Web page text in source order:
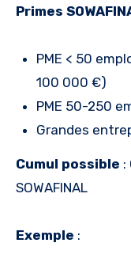
Primes
PME < 50
100 000 €)
PME 50-250
Grandes
Cumul possible :
SOWAFINAL
Exemple :